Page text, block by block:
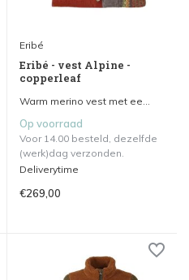
Eribé
Eribé - vest Alpine -
copperleaf
Warm merino vest met ee...
Op voorraad
Voor 14.00 besteld, dezelfde
(werk)dag verzonden.
Deliverytime
€269,00